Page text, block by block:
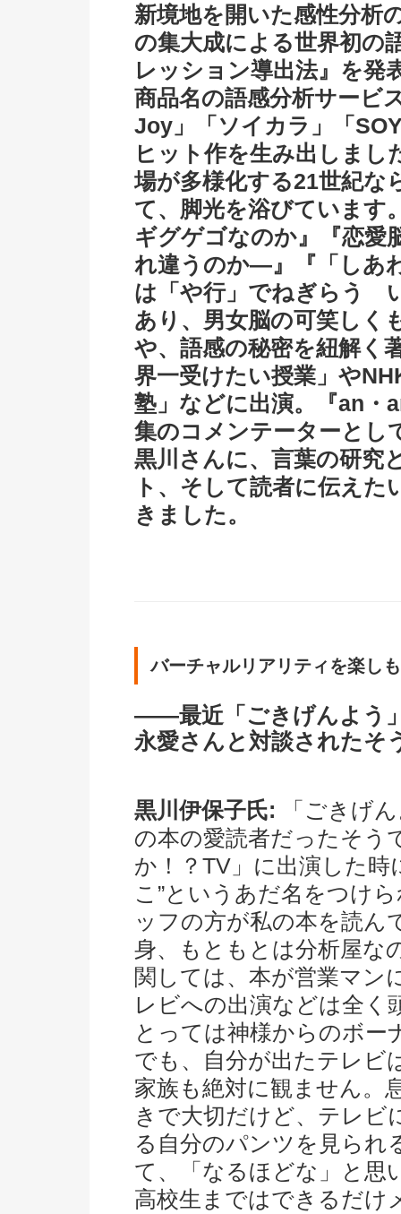
新境地を開いた感性分析
の集大成による世界初の
レッション導出法』を発
商品名の語感分析サービ
Joy」「ソイカラ」「
ヒット作を生み出しまし
場が多様化する21世紀な
て、脚光を浴びています
ギグゲゴなのか』『恋
れ違うのか―』『「しあ
は「や行」でねぎらう
あり、男女脳の可笑しく
や、語感の秘密を紐解く
界一受けたい授業」や
塾」などに出演。『an・
集のコメンテーターとし
黒川さんに、言葉の研究
ト、そして読者に伝え
きました。
バーチャルリアリティを楽し
――最近「ごきげんよう
永愛さんと対談されたそ
黒川伊保子氏: 「ごきげ
の本の愛読者だったそう
か！？TV」に出演した
こ”というあだ名をつけ
ッフの方が私の本を読ん
身、もともとは分析屋な
関しては、本が営業マン
レビへの出演などは全く
とっては神様からのボー
でも、自分が出たテレビ
家族も絶対に観ません。
きで大切だけど、テレビ
る自分のパンツを見られ
て、「なるほどな」と思
高校生まではできるだけ